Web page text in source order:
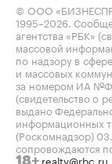
© ООО
1995–2026 .
агентства «РБК»
массовой
по надзору в
и массовых
за номером ИА
(свидетельство о
выдано
информационных
(Роскомнадзор)
сопровождаются
18+ realty@rbc.ru